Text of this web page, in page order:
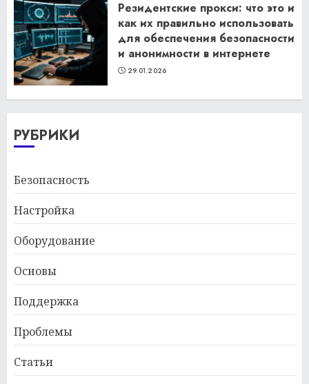
Резидентские прокси: что это и
как их правильно использовать
для обеспечения безопасности
и анонимности в интернете
29.01.2026
РУБРИКИ
Безопасность
Настройка
Оборудование
Основы
Поддержка
Проблемы
Статьи